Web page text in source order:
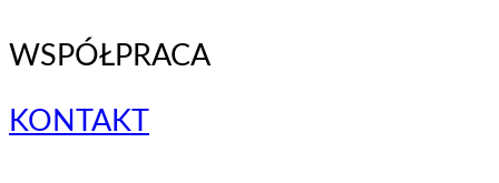
WSPÓŁPRACA
KONTAKT